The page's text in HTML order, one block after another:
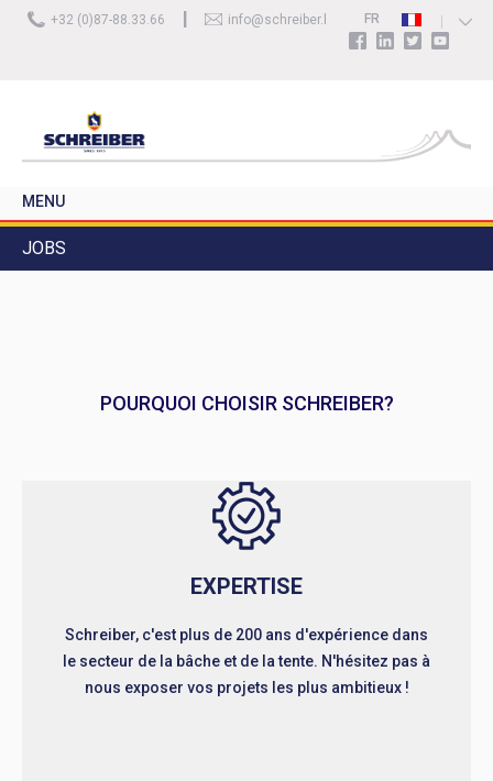
+32 (0)87-88.33.66 info@schreiber.be
FR
MENU
JOBS
POURQUOI CHOISIR SCHREIBER?
EXPERTISE
Schreiber, c'est plus de 200 ans d'expérience dans
le secteur de la bâche et de la tente. N'hésitez pas à
nous exposer vos projets les plus ambitieux !